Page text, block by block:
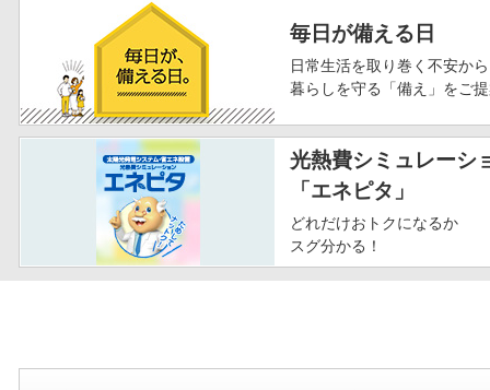
毎日が備える日
日常生活を取り巻く不安から
暮らしを守る「備え」をご
光熱費シミュレーシ
「エネピタ」
どれだけおトクになるか
スグ分かる！